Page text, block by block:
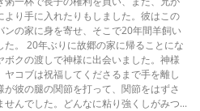
り手に入れたりもしました。彼はこの
の家に身を寄せ、そこで20年間羊飼い
。 20年ぶりに故郷の家に帰ることにな
クの渡しで神様に出会いました。神様
コブは祝福してくださるまで手を離し
彼の腿の関節を打って、関節をはずさ
んでした。どんなに粘り強くしがみつ...